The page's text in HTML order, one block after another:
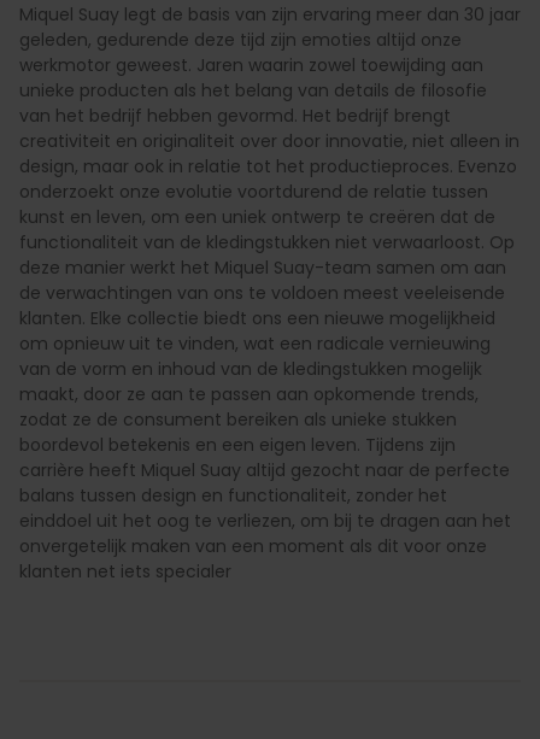
Miquel Suay legt de basis van zijn ervaring meer dan 30 jaar
geleden, gedurende deze tijd zijn emoties altijd onze
werkmotor geweest. Jaren waarin zowel toewijding aan
unieke producten als het belang van details de filosofie
van het bedrijf hebben gevormd. Het bedrijf brengt
creativiteit en originaliteit over door innovatie, niet alleen in
design, maar ook in relatie tot het productieproces. Evenzo
onderzoekt onze evolutie voortdurend de relatie tussen
kunst en leven, om een ​​uniek ontwerp te creëren dat de
functionaliteit van de kledingstukken niet verwaarloost. Op
deze manier werkt het Miquel Suay-team samen om aan
de verwachtingen van ons te voldoen meest veeleisende
klanten. Elke collectie biedt ons een nieuwe mogelijkheid
om opnieuw uit te vinden, wat een radicale vernieuwing
van de vorm en inhoud van de kledingstukken mogelijk
maakt, door ze aan te passen aan opkomende trends,
zodat ze de consument bereiken als unieke stukken
boordevol betekenis en een eigen leven. Tijdens zijn
carrière heeft Miquel Suay altijd gezocht naar de perfecte
balans tussen design en functionaliteit, zonder het
einddoel uit het oog te verliezen, om bij te dragen aan het
onvergetelijk maken van een moment als dit voor onze
klanten net iets specialer